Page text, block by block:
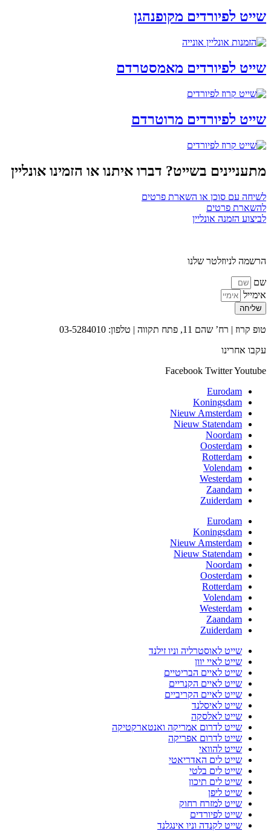
שייט לפיורדים מקופנהגן
שייט לפיורדים מאמסטרדם
שייט לפיורדים מרוטרדם
מתעניינים בשייט? דברו איתנו או הזמינו אונליין
לשיחה עם סוכן או השארת פרטים
להשארת פרטים
לביצוע הזמנה אונליין
הרשמה לניוזלטר שלנו
שם
אימייל
שליחה
טופ קרוז | רח’ שהם 11, פתח תקווה | טלפון: 03-5284010
עקבו אחרינו
Facebook TwitterYoutube
Eurodam
Koningsdam
Nieuw Amsterdam
Nieuw Statendam
Noordam
Oosterdam
Rotterdam
Volendam
Westerdam
Zaandam
Zuiderdam
Eurodam
Koningsdam
Nieuw Amsterdam
Nieuw Statendam
Noordam
Oosterdam
Rotterdam
Volendam
Westerdam
Zaandam
Zuiderdam
שייט לאוסטרליה וניו זילנד
שייט לאיי יוון
שייט לאיים הבריטיים
שייט לאיים הקנריים
שייט לאיים הקריביים
שייט לאיסלנד
שייט לאלסקה
שייט לדרום אמריקה ואנטארקטיקה
שייט לדרום אפריקה
שייט להוואי
שייט לים האדריאטי
שייט לים בלטי
שייט לים תיכון
שייט ליפן
שייט למזרח רחוק
שייט לפיורדים
שייט לקנדה וניו אינגלנד